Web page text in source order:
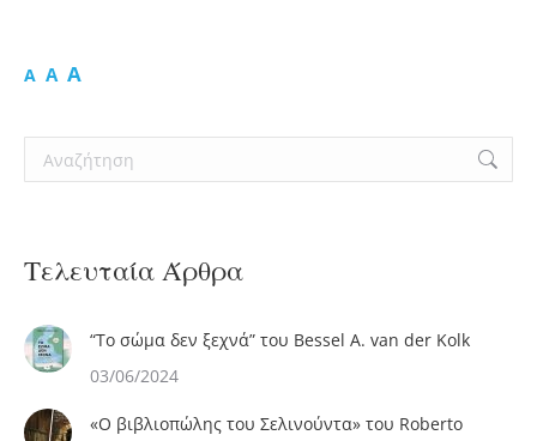
A A A
Search:
Τελευταία Άρθρα
“Το σώμα δεν ξεχνά” του Bessel A. van der Kolk
03/06/2024
«Ο βιβλιoπώλης του Σελινούντα» του Roberto